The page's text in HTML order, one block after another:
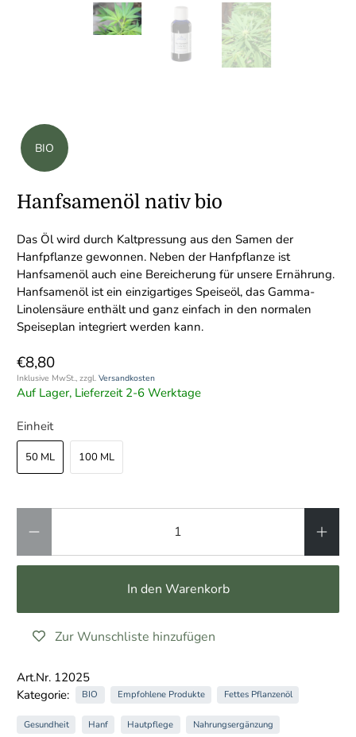
BIO
Hanfsamenöl nativ bio
Das Öl wird durch Kaltpressung aus den Samen der
Hanfpflanze gewonnen. Neben der Hanfpflanze ist
Hanfsamenöl auch eine Bereicherung für unsere Ernährung.
Hanfsamenöl ist ein einzigartiges Speiseöl, das Gamma-
Linolensäure enthält und ganz einfach in den normalen
Speiseplan integriert werden kann.
€8,80
Inklusive MwSt., zzgl.Versandkosten
Auf Lager, Lieferzeit 2-6 Werktage
Einheit
50 ML 100 ML
In den Warenkorb
Zur Wunschliste hinzufügen
Art.Nr. 12025
Kategorie:
BIO Empfohlene Produkte Fettes Pflanzenöl
Gesundheit Hanf Hautpflege Nahrungsergänzung